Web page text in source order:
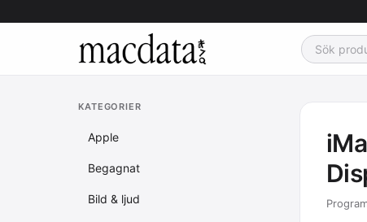
KATEGORIER
Apple
Begagnat
Bild & ljud